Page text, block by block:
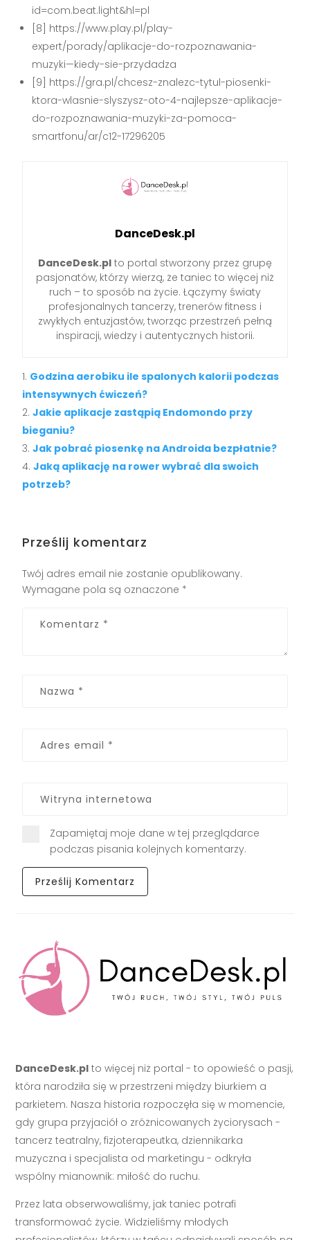
id=com.beat.light&hl=pl
[8] https://www.play.pl/play-
expert/porady/aplikacje-do-rozpoznawania-
muzyki—kiedy-sie-przydadza
[9] https://gra.pl/chcesz-znalezc-tytul-piosenki-
ktora-wlasnie-slyszysz-oto-4-najlepsze-aplikacje-
do-rozpoznawania-muzyki-za-pomoca-
smartfonu/ar/c12-17296205
DanceDesk.pl
DanceDesk.pl to portal stworzony przez grupę
pasjonatów, którzy wierzą, że taniec to więcej niż
ruch – to sposób na życie. Łączymy światy
profesjonalnych tancerzy, trenerów fitness i
zwykłych entuzjastów, tworząc przestrzeń pełną
inspiracji, wiedzy i autentycznych historii.
Godzina aerobiku ile spalonych kalorii podczas
intensywnych ćwiczeń?
Jakie aplikacje zastąpią Endomondo przy
bieganiu?
Jak pobrać piosenkę na Androida bezpłatnie?
Jaką aplikację na rower wybrać dla swoich
potrzeb?
Prześlij komentarz
Twój adres email nie zostanie opublikowany.
Wymagane pola są oznaczone *
Zapamiętaj moje dane w tej przeglądarce
podczas pisania kolejnych komentarzy.
DanceDesk.pl to więcej niż portal - to opowieść o pasji,
która narodziła się w przestrzeni między biurkiem a
parkietem. Nasza historia rozpoczęła się w momencie,
gdy grupa przyjaciół o zróżnicowanych życiorysach -
tancerz teatralny, fizjoterapeutka, dziennikarka
muzyczna i specjalista od marketingu - odkryła
wspólny mianownik: miłość do ruchu.
Przez lata obserwowaliśmy, jak taniec potrafi
transformować życie. Widzieliśmy młodych